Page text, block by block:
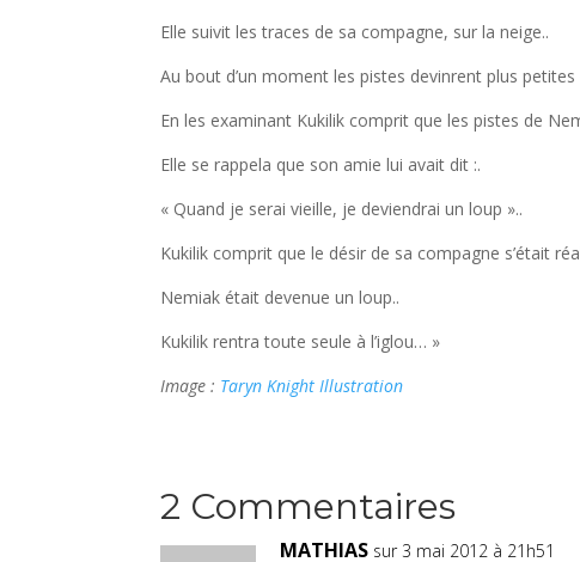
Elle suivit les traces de sa compagne, sur la neige..
Au bout d’un moment les pistes devinrent plus
En les examinant Kukilik comprit que les pistes de
Elle se rappela que son amie lui avait dit :.
« Quand je serai vieille, je deviendrai un loup »..
Kukilik comprit que le désir de sa compagne s’était
Nemiak était devenue un loup..
Kukilik rentra toute seule à l’iglou… »
Image : Taryn Knight Illustration
2 Commentaires
MATHIAS sur 3 mai 2012 à 21h51